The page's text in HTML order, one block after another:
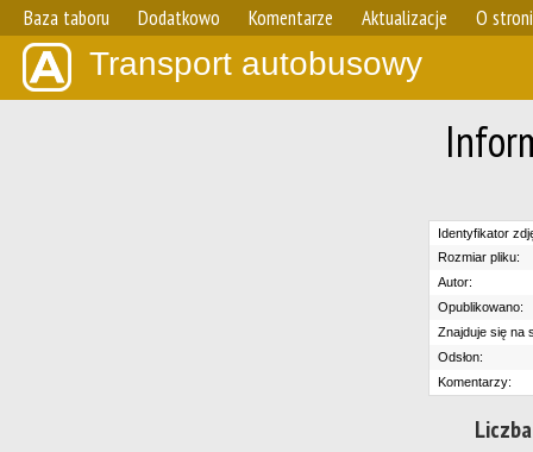
Baza taboru Dodatkowo Komentarze Aktualizacje O
Transport autobusowy
Identyfikator
Rozmiar pliku:
Autor:
Opublikowano:
Znajduje się na
Odsłon:
Komentarzy: